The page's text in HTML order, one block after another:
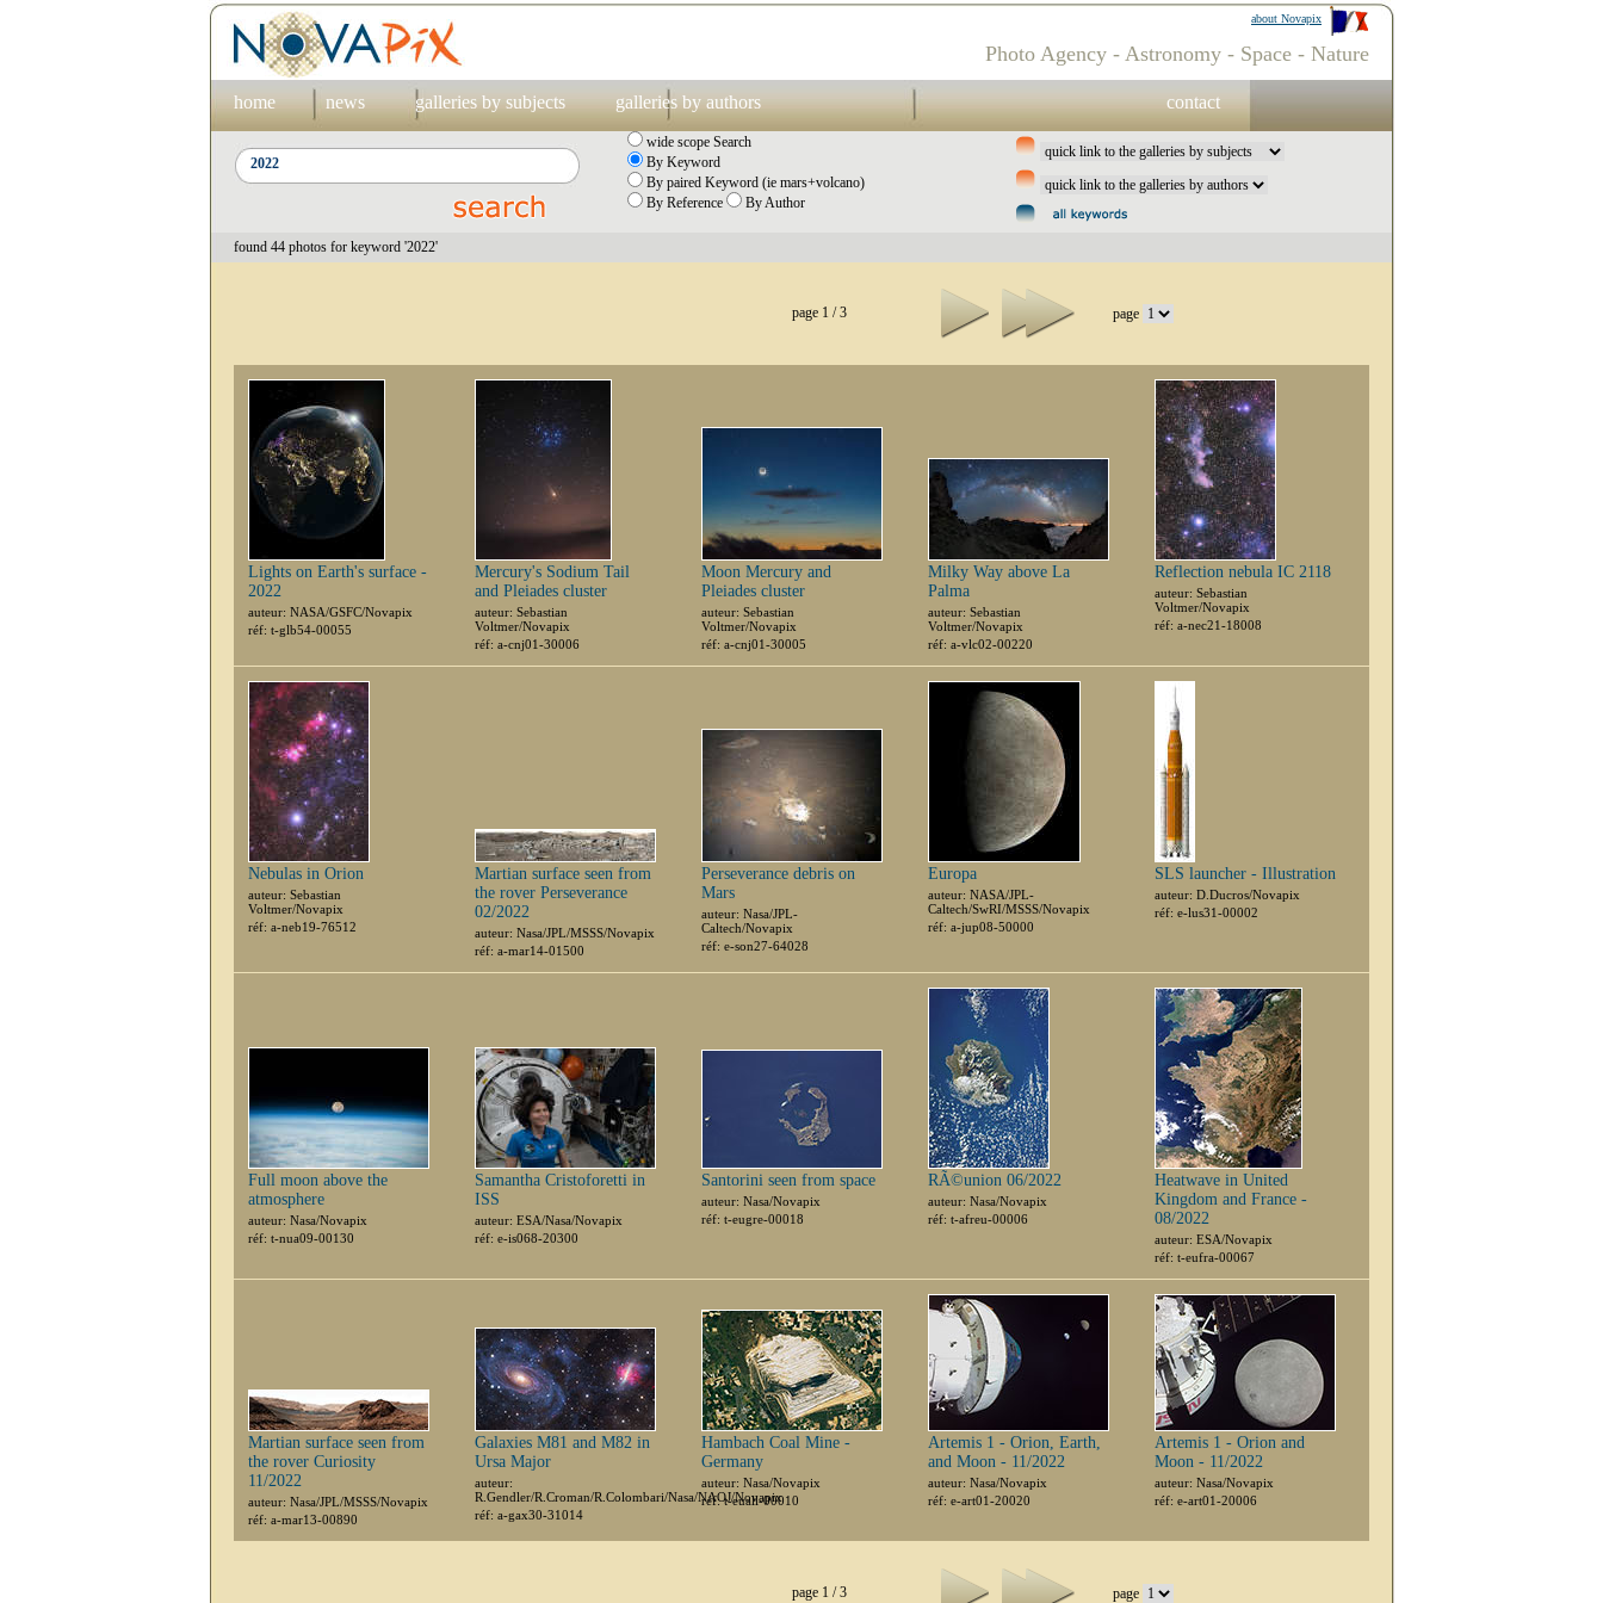
about Novapix
Photo Agency - Astronomy - Space - Nature
home news galleries by subjects galleries by authors contact
wide scope Search
By Keyword
By paired Keyword (ie mars+volcano)
By Reference
By Author
found 44 photos for keyword '2022'
page 1 / 3 page
Lights on Earth's surface -
2022
auteur: NASA/GSFC/Novapix
réf: t-glb54-00055
Mercury's Sodium Tail
and Pleiades cluster
auteur: Sebastian
Voltmer/Novapix
réf: a-cnj01-30006
Moon Mercury and
Pleiades cluster
auteur: Sebastian
Voltmer/Novapix
réf: a-cnj01-30005
Milky Way above La
Palma
auteur: Sebastian
Voltmer/Novapix
réf: a-vlc02-00220
Reflection nebula IC 2118
auteur: Sebastian
Voltmer/Novapix
réf: a-nec21-18008
Nebulas in Orion
auteur: Sebastian
Voltmer/Novapix
réf: a-neb19-76512
Martian surface seen from
the rover Perseverance
02/2022
auteur: Nasa/JPL/MSSS/Novapix
réf: a-mar14-01500
Perseverance debris on
Mars
auteur: Nasa/JPL-
Caltech/Novapix
réf: e-son27-64028
Europa
auteur: NASA/JPL-
Caltech/SwRI/MSSS/Novapix
réf: a-jup08-50000
SLS launcher - Illustration
auteur: D.Ducros/Novapix
réf: e-lus31-00002
Full moon above the
atmosphere
auteur: Nasa/Novapix
réf: t-nua09-00130
Samantha Cristoforetti in
ISS
auteur: ESA/Nasa/Novapix
réf: e-is068-20300
Santorini seen from space
auteur: Nasa/Novapix
réf: t-eugre-00018
RÃ©union 06/2022
auteur: Nasa/Novapix
réf: t-afreu-00006
Heatwave in United
Kingdom and France -
08/2022
auteur: ESA/Novapix
réf: t-eufra-00067
Martian surface seen from
the rover Curiosity
11/2022
auteur: Nasa/JPL/MSSS/Novapix
réf: a-mar13-00890
Galaxies M81 and M82 in
Ursa Major
auteur:
R.Gendler/R.Croman/R.Colombari/Nasa/NAOJ/Novapix
réf: a-gax30-31014
Hambach Coal Mine -
Germany
auteur: Nasa/Novapix
réf: t-euall-00010
Artemis 1 - Orion, Earth,
and Moon - 11/2022
auteur: Nasa/Novapix
réf: e-art01-20020
Artemis 1 - Orion and
Moon - 11/2022
auteur: Nasa/Novapix
réf: e-art01-20006
page 1 / 3 page